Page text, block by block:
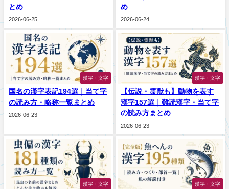
とめ
2026-06-25
め
2026-06-24
漢字・文字
国名の漢字表記194選｜当て字
の読み方・略称一覧まとめ
2026-06-23
漢字・文字
【伝説・霊獣も】動物を表す
漢字157選｜難読漢字・当て字
の読み方まとめ
2026-06-23
漢字・文字 漢字・文字